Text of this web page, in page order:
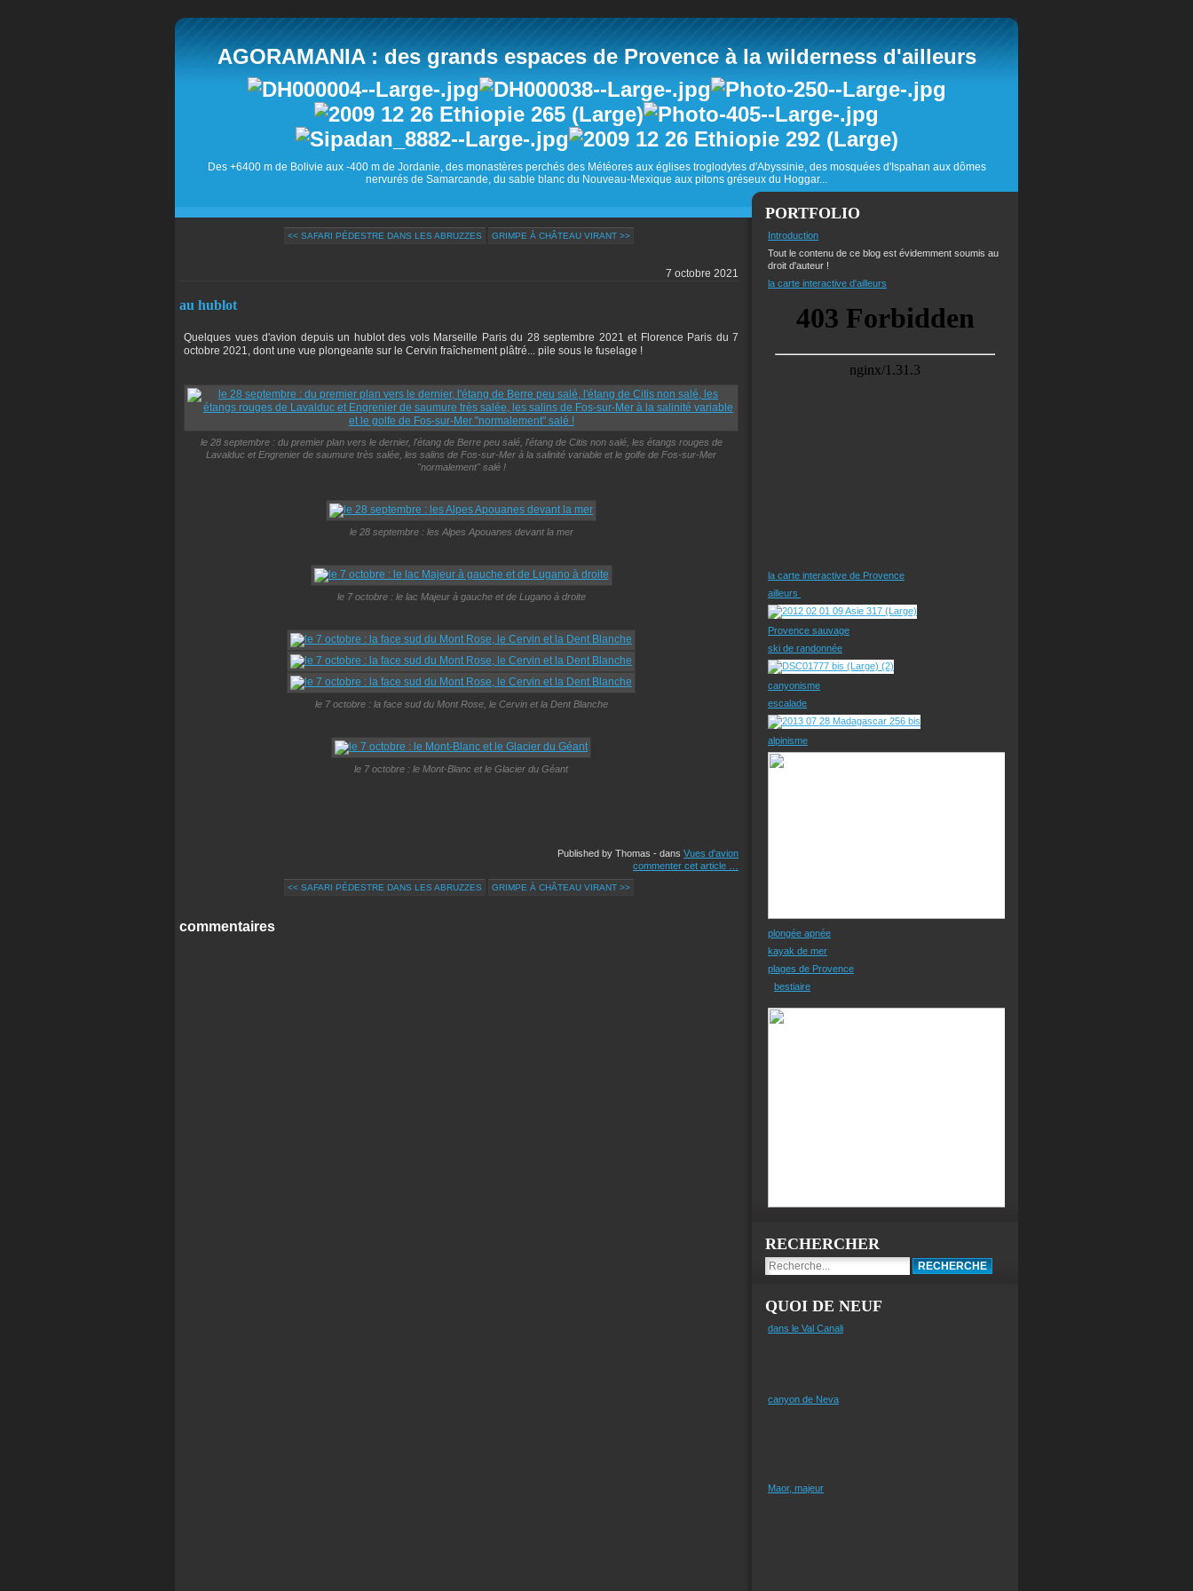
AGORAMANIA : des grands espaces de Provence à la wilderness d'ailleurs
Des +6400 m de Bolivie aux -400 m de Jordanie, des monastères perchés des Météores aux églises troglodytes d'Abyssinie, des mosquées d'Ispahan aux dômes
nervurés de Samarcande, du sable blanc du Nouveau-Mexique aux pitons gréseux du Hoggar...
<< SAFARI PÉDESTRE DANS LES ABRUZZES GRIMPE À CHÂTEAU VIRANT >>
7 octobre 2021
au hublot
Quelques vues d'avion depuis un hublot des vols Marseille Paris du 28 septembre 2021 et Florence Paris du 7
octobre 2021, dont une vue plongeante sur le Cervin fraîchement plâtré... pile sous le fuselage !
le 28 septembre : du premier plan vers le dernier, l'étang de Berre peu salé, l'étang de Citis non salé, les étangs rouges de
Lavalduc et Engrenier de saumure très salée, les salins de Fos-sur-Mer à la salinité variable et le golfe de Fos-sur-Mer
"normalement" salé !
le 28 septembre : les Alpes Apouanes devant la mer
le 7 octobre : le lac Majeur à gauche et de Lugano à droite
le 7 octobre : la face sud du Mont Rose, le Cervin et la Dent Blanche
le 7 octobre : le Mont-Blanc et le Glacier du Géant
Published by Thomas - dans Vues d'avion
commenter cet article
<< SAFARI PÉDESTRE DANS LES ABRUZZES GRIMPE À CHÂTEAU VIRANT >>
commentaires
PORTFOLIO
Introduction
Tout le contenu de ce blog est évidemment soumis au
droit d'auteur !
la carte interactive d'ailleurs
la carte interactive de Provence
ailleurs
Provence sauvage
ski de randonnée
canyonisme
escalade
alpinisme
plongée apnée
kayak de mer
plages de Provence
bestiaire
RECHERCHER
QUOI DE NEUF
dans le Val Canali
canyon de Neva
Maor, majeur